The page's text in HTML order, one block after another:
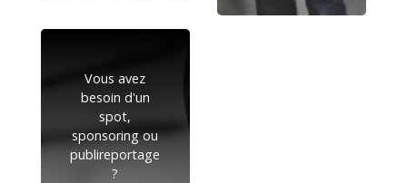
Vous avez
besoin d'un
spot,
sponsoring ou
publireportage
?